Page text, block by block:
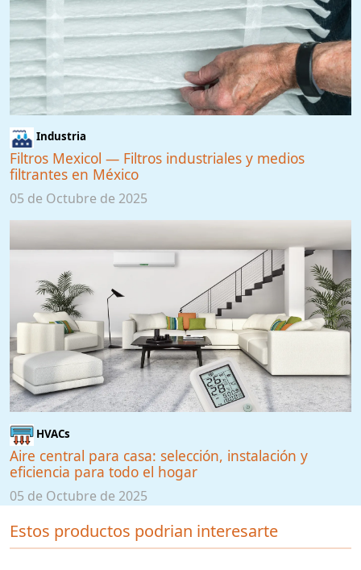
Industria
Filtros Mexicol — Filtros industriales y medios
filtrantes en México
05 de Octubre de 2025
HVACs
Aire central para casa: selección, instalación y
eficiencia para todo el hogar
05 de Octubre de 2025
Estos productos podrian interesarte